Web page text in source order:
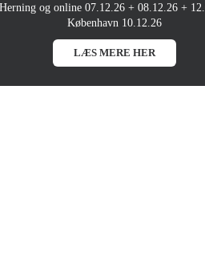
Herning og online 07.12.26 + 08.12.26 +
København 10.12.26
LÆS MERE HER